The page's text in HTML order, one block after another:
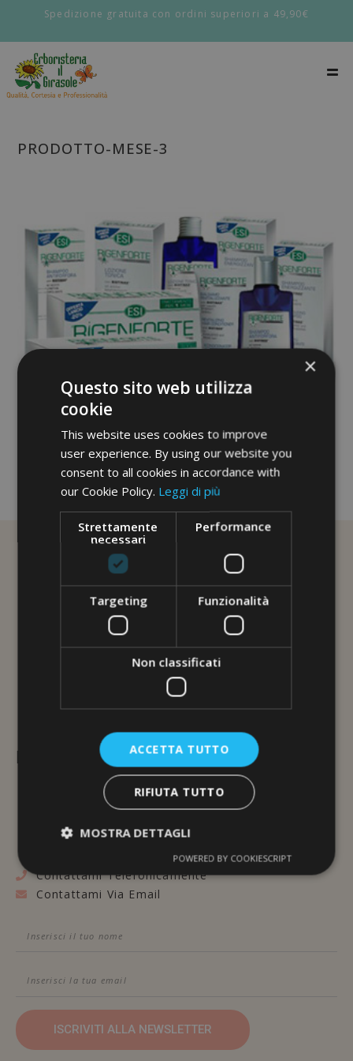
Spedizione gratuita con ordini superiori a 49,90€
PRODOTTO-MESE-3
No image description ...
L'ERBORISTERIA
Via Brunelleschi, 117
48100 Ravenna
Contattami Telefonicamente
Contattami Via Email
ISCRIVITI ALLA NEWSLETTER
×
Questo sito web utilizza
cookie
This website uses cookies to improve
user experience. By using our website you
consent to all cookies in accordance with
our Cookie Policy. Leggi di più
Strettamente
necessari
Performance
Targeting Funzionalità
Non classificati
ACCETTA TUTTO
RIFIUTA TUTTO
MOSTRA DETTAGLI
POWERED BY COOKIESCRIPT